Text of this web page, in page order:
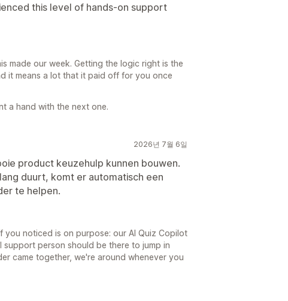
this level of hands-on support
made our week. Getting the logic right is the
it means a lot that it paid off for you once
a hand with the next one.
2026년 7월 6일
product keuzehulp kunnen bouwen.
duurt, komt er automatisch een
te helpen.
noticed is on purpose: our AI Quiz Copilot
person should be there to jump in
came together, we're around whenever you